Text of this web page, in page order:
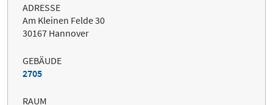
ADRESSE
Am Kleinen Felde 30
30167 Hannover
GEBÄUDE
2705
RAUM